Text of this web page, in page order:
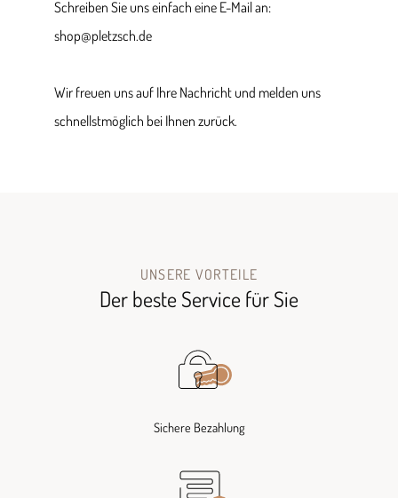
Schreiben Sie uns einfach eine E-Mail an:
shop@pletzsch.de
Wir freuen uns auf Ihre Nachricht und melden uns
schnellstmöglich bei Ihnen zurück.
UNSERE VORTEILE
Der beste Service für Sie
Sichere Bezahlung